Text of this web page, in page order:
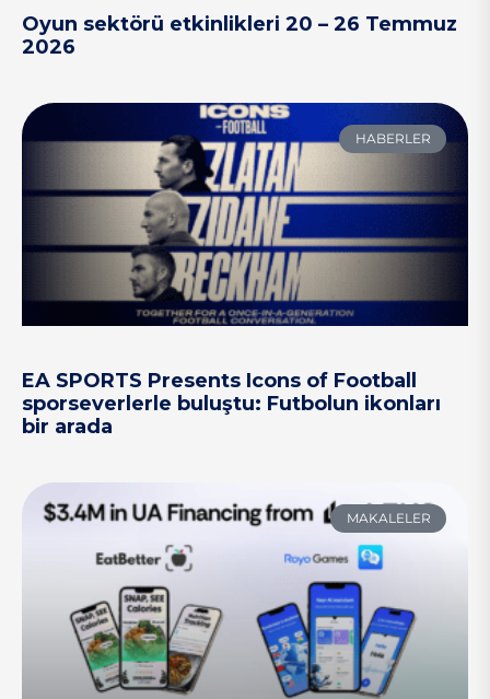
Oyun sektörü etkinlikleri 20 – 26 Temmuz
2026
HABERLER
EA SPORTS Presents Icons of Football
sporseverlerle buluştu: Futbolun ikonları
bir arada
MAKALELER